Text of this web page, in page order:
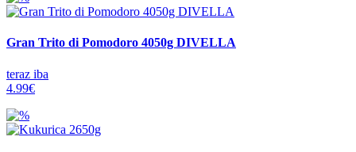
Gran Trito di Pomodoro 4050g DIVELLA
teraz iba
4.99€